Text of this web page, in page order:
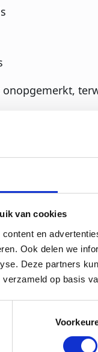
van cookies
en
Ook delen we
Deze partners
op basis
invloed op het
de vraag